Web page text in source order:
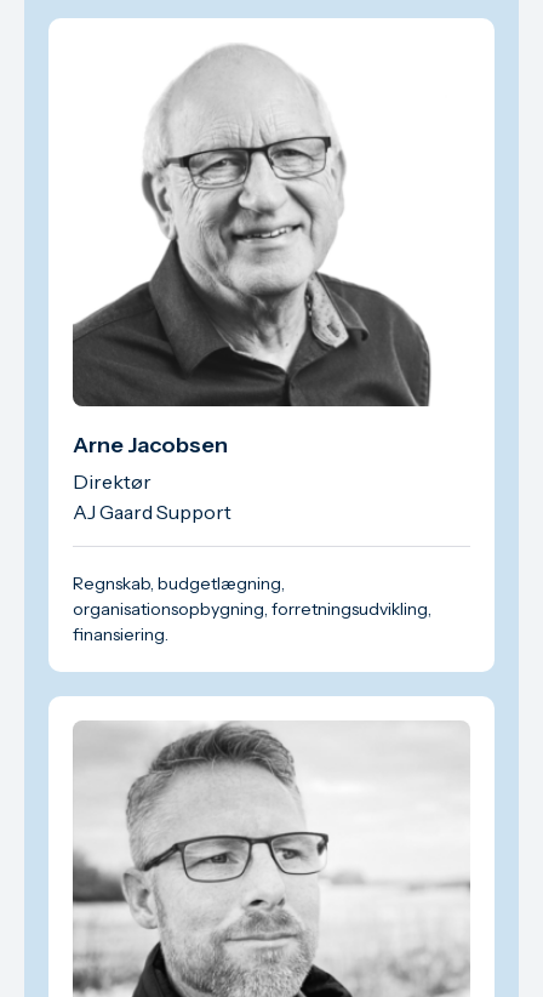
Arne Jacobsen
Direktør
AJ Gaard Support
Regnskab, budgetlægning,
organisationsopbygning, forretningsudvikling,
finansiering.